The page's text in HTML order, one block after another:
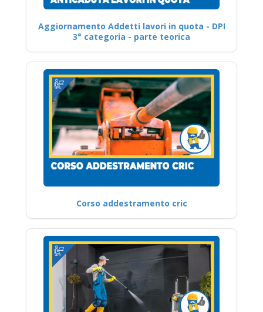
Aggiornamento Addetti lavori in quota - DPI
3° categoria - parte teorica
Corso addestramento cric